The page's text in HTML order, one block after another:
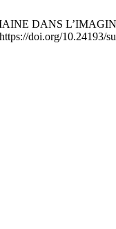
DANS
doi.org/10.24193/